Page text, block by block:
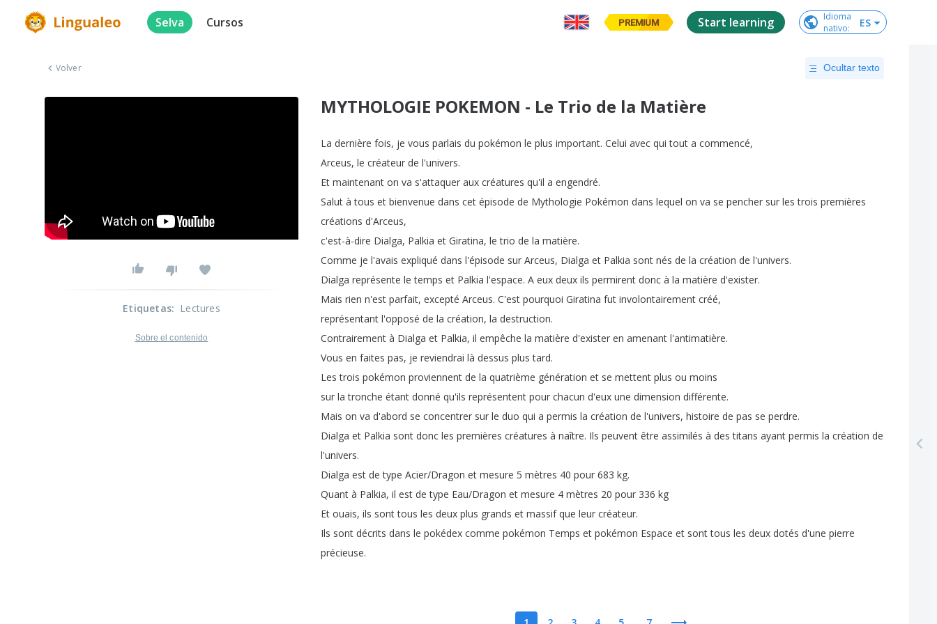
Selva Cursos PREMIUM Start learning
Idioma
nativo: ES
Volver Ocultar texto
MYTHOLOGIE POKEMON - Le Trio de la Matière
La dernière fois, je vous parlais du pokémon le plus important. Celui avec qui tout a commencé,
Arceus, le créateur de l'univers.
Et maintenant on va s'attaquer aux créatures qu'il a engendré.
Salut à tous et bienvenue dans cet épisode de Mythologie Pokémon dans lequel on va se pencher sur les trois premières
créations d'Arceus,
c'est-à-dire Dialga, Palkia et Giratina, le trio de la matière.
Comme je l'avais expliqué dans l'épisode sur Arceus, Dialga et Palkia sont nés de la création de l'univers.
Dialga représente le temps et Palkia l'espace. A eux deux ils permirent donc à la matière d'exister.
Mais rien n'est parfait, excepté Arceus. C'est pourquoi Giratina fut involontairement créé,
représentant l'opposé de la création, la destruction.
Contrairement à Dialga et Palkia, il empêche la matière d'exister en amenant l'antimatière.
Vous en faites pas, je reviendrai là dessus plus tard.
Les trois pokémon proviennent de la quatrième génération et se mettent plus ou moins
sur la tronche étant donné qu'ils représentent pour chacun d'eux une dimension différente.
Mais on va d'abord se concentrer sur le duo qui a permis la création de l'univers, histoire de pas se perdre.
Dialga et Palkia sont donc les premières créatures à naître. Ils peuvent être assimilés à des titans ayant permis la création de
l'univers.
Dialga est de type Acier/Dragon et mesure 5 mètres 40 pour 683 kg.
Quant à Palkia, il est de type Eau/Dragon et mesure 4 mètres 20 pour 336 kg
Et ouais, ils sont tous les deux plus grands et massif que leur créateur.
Ils sont décrits dans le pokédex comme pokémon Temps et pokémon Espace et sont tous les deux dotés d'une pierre
précieuse.
Etiquetas: Lectures
Sobre el contenido